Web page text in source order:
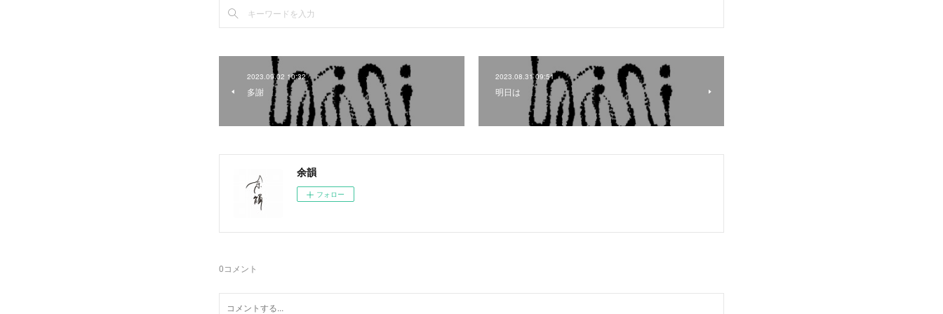
2023.09.02 10:32
多謝
2023.08.31 09:51
明日は
余韻
フォロー
0コメント